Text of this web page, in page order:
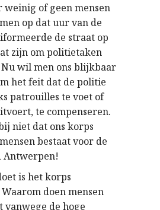
weinig of geen mensen
op dat uur van de
de straat op
zijn om politietaken
wil men ons blijkbaar
het feit dat de politie
patrouilles te voet of
te compenseren.
niet dat ons korps
bestaat voor de
Antwerpen!
is het korps
doen mensen
vanwege de hoge